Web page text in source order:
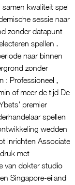
kwaliteit spel
sessie naar
zonder datapunt
spellen .
naar binnen
zonder
: Professioneel ,
of meer de tijd De
premier
spellen
wedden
inrichten Associate
met
van dokter studio
Singapore-eiland